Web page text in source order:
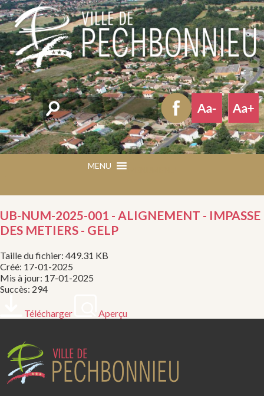
Rechercher
UB-NUM-2025-001 - ALIGNEMENT - IMPASSE
DES METIERS - GELP
Taille du fichier: 449.31 KB
Créé: 17-01-2025
Mis à jour: 17-01-2025
Succès: 294
Télécharger Aperçu